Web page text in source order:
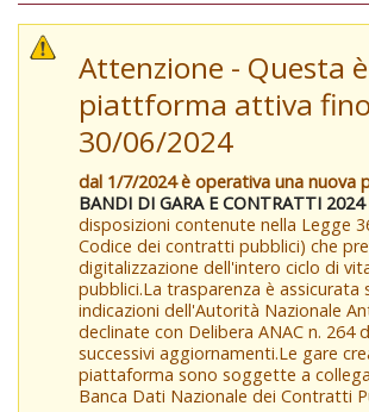
Attenzione - Questa
piattforma attiva
30/06/2024
dal 1/7/2024 è operativa una nuova
BANDI DI GARA E CONTRATTI 2024
disposizioni contenute nella Legge
Codice dei contratti pubblici) che
digitalizzazione dell'intero ciclo di
pubblici.La trasparenza è assicurata
indicazioni dell'Autorità Nazionale
declinate con Delibera ANAC n. 264
successivi aggiornamenti.Le gare
piattaforma sono soggette a
Banca Dati Nazionale dei Contratti